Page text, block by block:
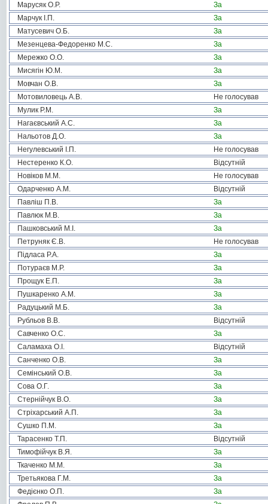
Марусяк О.Р.
За
Марчук І.П.
За
Матусевич О.Б.
За
Мезенцева-Федоренко М.С.
За
Мережко О.О.
За
Мисягін Ю.М.
За
Мовчан О.В.
За
Мотовиловець А.В.
Не голосував
Мулик Р.М.
За
Нагаєвський А.С.
За
Нальотов Д.О.
За
Негулевський І.П.
Не голосував
Нестеренко К.О.
Відсутній
Новіков М.М.
Не голосував
Одарченко А.М.
Відсутній
Павліш П.В.
За
Павлюк М.В.
За
Пашковський М.І.
За
Петруняк Є.В.
Не голосував
Підласа Р.А.
За
Потураєв М.Р.
За
Прощук Е.П.
За
Пушкаренко А.М.
За
Радуцький М.Б.
За
Рубльов В.В.
Відсутній
Савченко О.С.
За
Саламаха О.І.
Відсутній
Санченко О.В.
За
Семінський О.В.
За
Сова О.Г.
За
Стернійчук В.О.
За
Стріхарський А.П.
За
Сушко П.М.
За
Тарасенко Т.П.
Відсутній
Тимофійчук В.Я.
За
Ткаченко М.М.
За
Третьякова Г.М.
За
Федієнко О.П.
За